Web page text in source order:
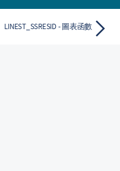
LINEST_SSRESID - 圖表函數